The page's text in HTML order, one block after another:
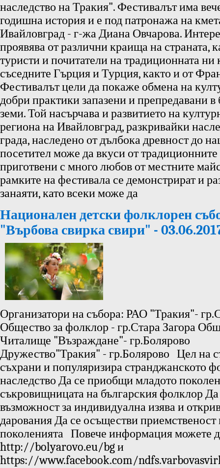
наследство на Тракия". Фестивалът има
годишна история и е под патронажа на
Ивайловград - г-жа Диана Овчарова.
проявява от различни краища на страната,
туристи и почитатели на традиционната ни
съседните Гърция и Турция, както и от
Фестивалът цели да покаже обмена на
добри практики запазени и препредавани в
земи. Той насърчава и развитието на
региона на Ивайловград, разкривайки
града, наследено от дълбока древност до
посетител може да вкуси от традиционните
приготвени с много любов от местните
рамките на фестивала се демонстрират и
занаяти, като всеки може да
Национален детски фолклорен
"Върбова свирка свири" -
Организатори на събора: РАО "Тракия"-
Общество за фолклор - гр.Стара Загора
Читалище "Възраждане"- гр.Болярово
Дружество"Тракия" - гр.Болярово Цел на
съхрани и популяризира странджанското
наследство Да се приобщи младото
съкровищницата на българския фолклор Да
възможност за индивидуална изява и
дарования Да се осъществи
поколенията Повече информация можете
http://bolyarovo.eu/bg и
https://www.facebook.com/